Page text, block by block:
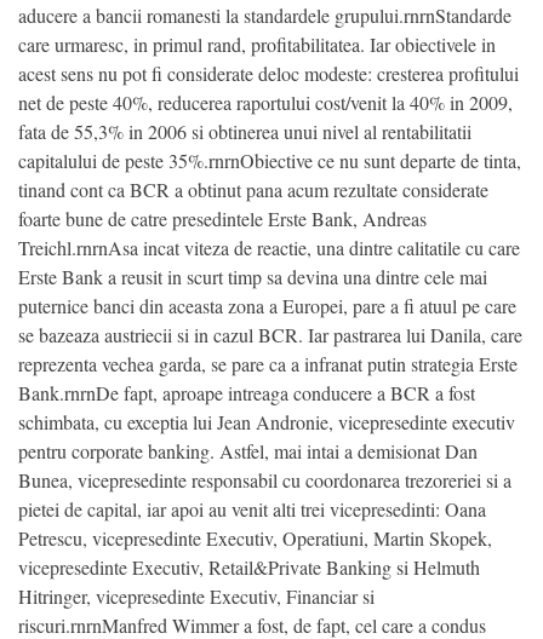
aducere a bancii romanesti la standardele grupului.rnrnStandarde
care urmaresc, in primul rand, profitabilitatea. Iar obiectivele in
acest sens nu pot fi considerate deloc modeste: cresterea profitului
net de peste 40%, reducerea raportului cost/venit la 40% in 2009,
fata de 55,3% in 2006 si obtinerea unui nivel al rentabilitatii
capitalului de peste 35%.rnrnObiective ce nu sunt departe de tinta,
tinand cont ca BCR a obtinut pana acum rezultate considerate
foarte bune de catre presedintele Erste Bank, Andreas
Treichl.rnrnAsa incat viteza de reactie, una dintre calitatile cu care
Erste Bank a reusit in scurt timp sa devina una dintre cele mai
puternice banci din aceasta zona a Europei, pare a fi atuul pe care
se bazeaza austriecii si in cazul BCR. Iar pastrarea lui Danila, care
reprezenta vechea garda, se pare ca a infranat putin strategia Erste
Bank.rnrnDe fapt, aproape intreaga conducere a BCR a fost
schimbata, cu exceptia lui Jean Andronie, vicepresedinte executiv
pentru corporate banking. Astfel, mai intai a demisionat Dan
Bunea, vicepresedinte responsabil cu coordonarea trezoreriei si a
pietei de capital, iar apoi au venit alti trei vicepresedinti: Oana
Petrescu, vicepresedinte Executiv, Operatiuni, Martin Skopek,
vicepresedinte Executiv, Retail&Private Banking si Helmuth
Hitringer, vicepresedinte Executiv, Financiar si
riscuri.rnrnManfred Wimmer a fost, de fapt, cel care a condus